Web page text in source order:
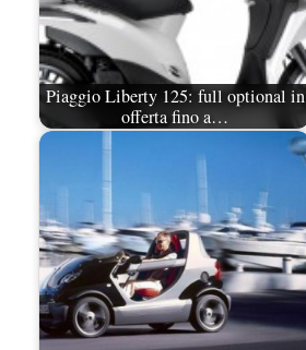
Piaggio Liberty 125: full optional in
offerta fino a…